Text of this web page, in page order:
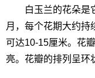
白玉兰的花朵是它
月，每个花期大约持
可达10-15厘米。花
亮。花瓣的排列呈环